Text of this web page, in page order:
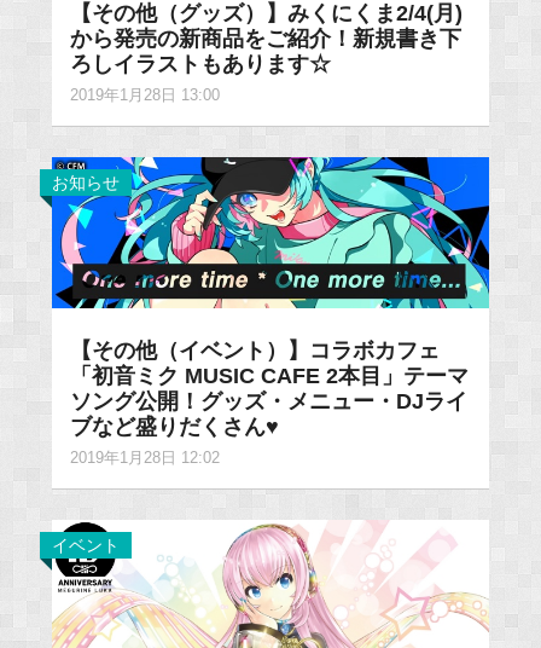
【その他（グッズ）】みくにくま2/4(月)
から発売の新商品をご紹介！新規書き下
ろしイラストもあります☆
2019年1月28日 13:00
お知らせ
【その他（イベント）】コラボカフェ
「初音ミク MUSIC CAFE 2本目」テーマ
ソング公開！グッズ・メニュー・DJライ
ブなど盛りだくさん♥
2019年1月28日 12:02
イベント